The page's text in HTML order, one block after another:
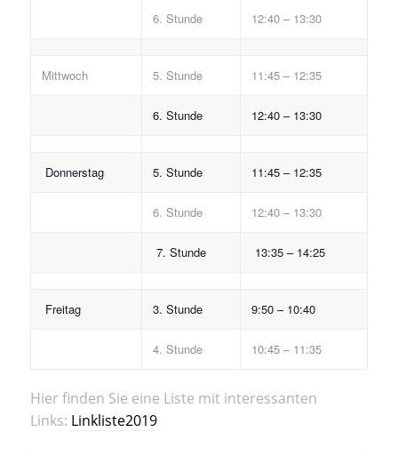
6. Stunde 12:40 – 13:30
Mittwoch 5. Stunde 11:45 – 12:35
6. Stunde 12:40 – 13:30
Donnerstag 5. Stunde 11:45 – 12:35
6. Stunde 12:40 – 13:30
7. Stunde 13:35 – 14:25
Freitag 3. Stunde 9:50 – 10:40
4. Stunde 10:45 – 11:35
Hier finden Sie eine Liste mit interessanten
Links: Linkliste2019